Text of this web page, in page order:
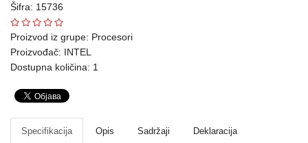
Bela
tehnika
Telefoni
oprema
Mrežna
oprema
Šifra: 15736
Proizvod iz grupe: Procesori
Proizvođač: INTEL
Dostupna količina: 1
Specifikacija Opis Sadržaji Deklaracija